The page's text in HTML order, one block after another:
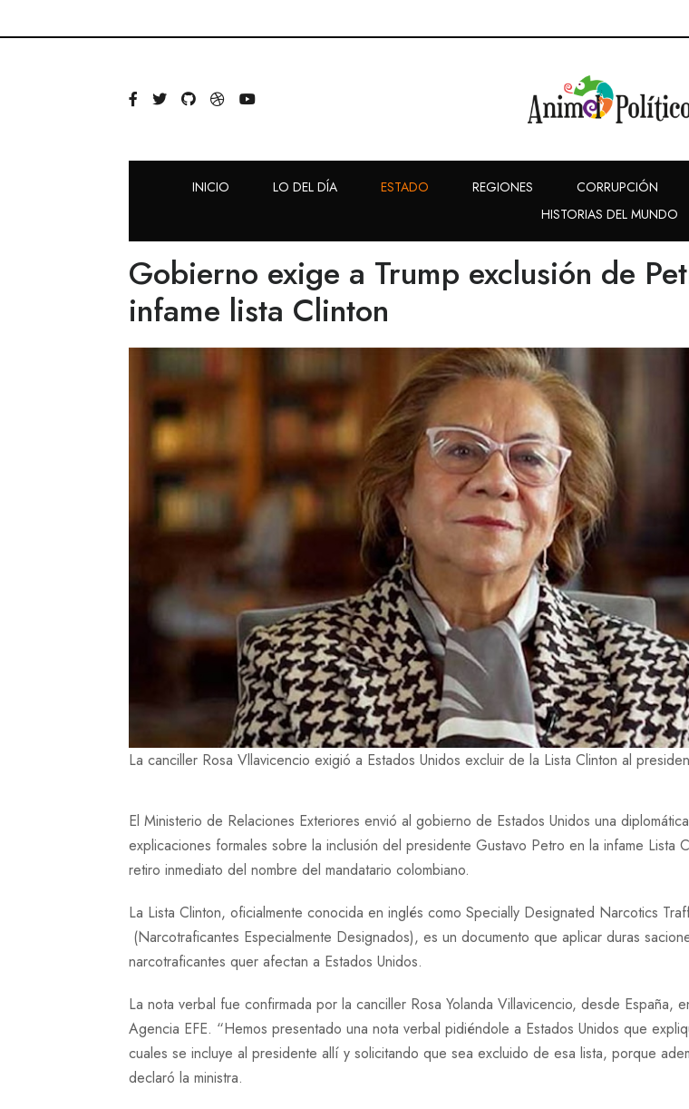
INICIO LO DEL DÍA ESTADO REGIONES CORRUPCIÓN
HISTORIAS DEL MUNDO
Gobierno exige a Trump exclusión de
infame lista Clinton
La canciller Rosa Vllavicencio exigió a Estados Unidos excluir de la Lista Clinton al
El Ministerio de Relaciones Exteriores envió al gobierno de Estados Unidos una
explicaciones formales sobre la inclusión del presidente Gustavo Petro en la infame Lista
retiro inmediato del nombre del mandatario colombiano.
La Lista Clinton, oficialmente conocida en inglés como Specially Designated Narcotics
(Narcotraficantes Especialmente Designados), es un documento que aplicar duras
narcotraficantes quer afectan a Estados Unidos.
La nota verbal fue confirmada por la canciller Rosa Yolanda Villavicencio, desde España,
Agencia EFE. “Hemos presentado una nota verbal pidiéndole a Estados Unidos que
cuales se incluye al presidente allí y solicitando que sea excluido de esa lista, porque
declaró la ministra.